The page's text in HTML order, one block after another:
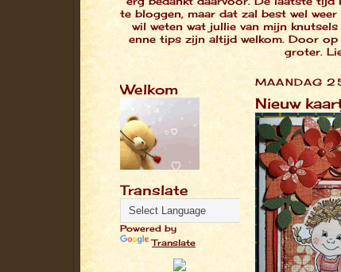
te bloggen, maar dat zal best wel
wil weten wat jullie van mijn
enne tips zijn altijd welkom. Door
groter.
Welkom
Translate
Powered by
Translate
MAANDAG
Nieuw